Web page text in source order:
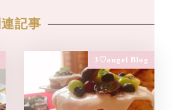
記事
3♡angel Blog